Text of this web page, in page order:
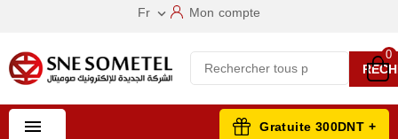
Fr  Mon compte
0
 Gratuite 300DNT +